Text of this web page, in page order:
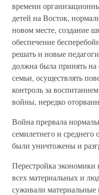
времени
детей на Восток,
новом месте, создание
обеспечение
решать и новые
должна была принять на
семьи, осуществлять
контроль за
войны, нередко
Война прервала
семилетнего и среднего
были уничтожены и
Перестройка
всех материальных и
суживали материальные